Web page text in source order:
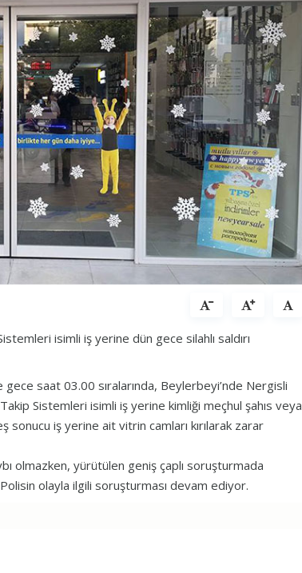
isimli iş yerine dün gece silahlı saldırı
gece saat 03.00 sıralarında, Beylerbeyi’nde Nergisli
Sistemleri isimli iş yerine kimliği meçhul şahıs veya
sonucu iş yerine ait vitrin camları kırılarak zarar
olmazken, yürütülen geniş çaplı soruşturmada
olayla ilgili soruşturması devam ediyor.